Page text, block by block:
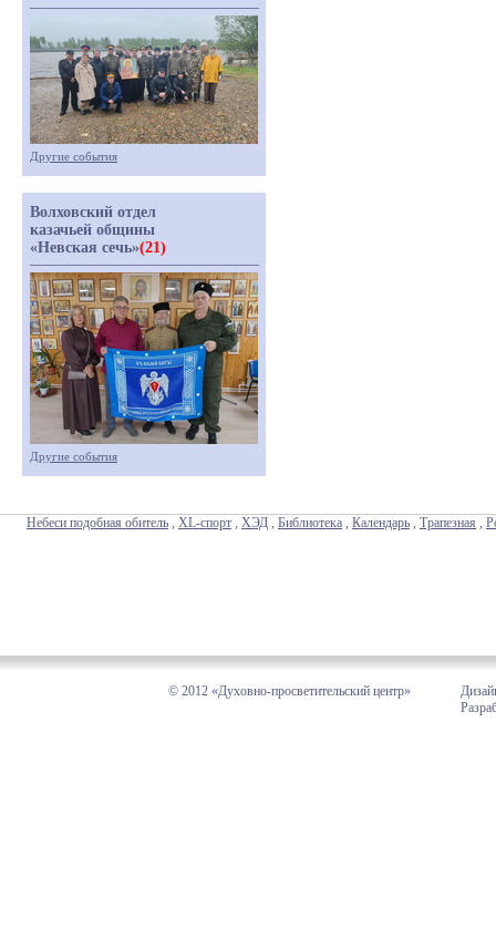
Другие события
Волховский отдел
казачьей общины
«Невская сечь»(21)
Другие события
Небеси подобная обитель , XL-спорт , ХЭД , Библиотека , Календарь , Трапезная ,
© 2012 «Духовно-просветительский центр»